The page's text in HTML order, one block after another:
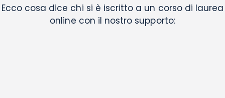
Ecco cosa dice chi si è iscritto a un corso di laurea
online con il nostro supporto: